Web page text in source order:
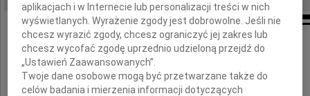
Z głębokim żalem zawiadamiamy,
że w dniu 1 września 2014 roku zmarł nagle
nasz ukochany Mąż, Tata, Dziadek
aplikacjach i w Internecie lub personalizacji treści w nich
wyświetlanych. Wyrażenie zgody jest dobrowolne. Jeśli nie
chcesz wyrazić zgody, chcesz ograniczyć jej zakres lub
chcesz wycofać zgodę uprzednio udzieloną przejdź do
„Ustawień Zaawansowanych”.
Twoje dane osobowe mogą być przetwarzane także do
celów badania i mierzenia informacji dotyczących